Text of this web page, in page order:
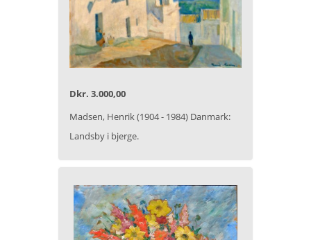
Dkr. 3.000,00
Madsen, Henrik (1904 - 1984) Danmark:
Landsby i bjerge.